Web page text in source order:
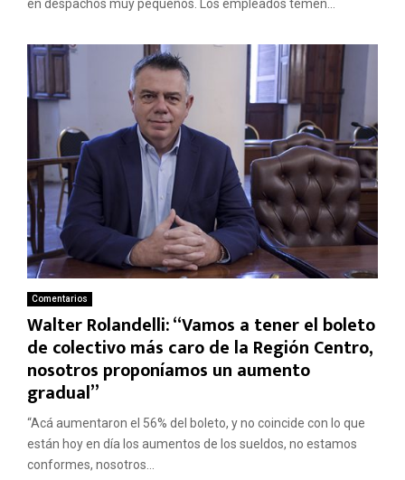
en despachos muy pequeños. Los empleados temen...
Comentarios
Walter Rolandelli: “Vamos a tener el boleto
de colectivo más caro de la Región Centro,
nosotros proponíamos un aumento
gradual”
“Acá aumentaron el 56% del boleto, y no coincide con lo que
están hoy en día los aumentos de los sueldos, no estamos
conformes, nosotros...